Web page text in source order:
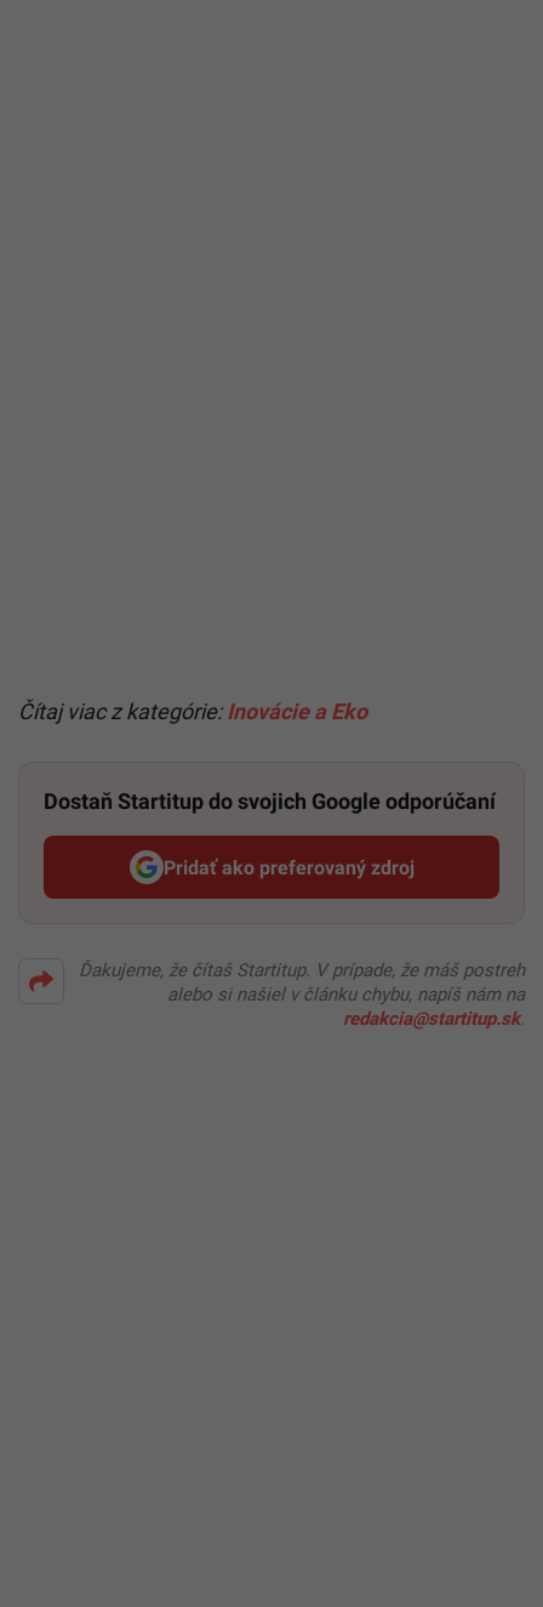
Čítaj viac z kategórie: Inovácie a Eko
Dostaň Startitup do svojich Google odporúčaní
Pridať ako preferovaný zdroj
Startitup, odkaz sa otvorí v
Ďakujeme, že čítaš Startitup. V prípade, že máš postreh
alebo si našiel v článku chybu, napíš nám na
redakcia@startitup.sk.